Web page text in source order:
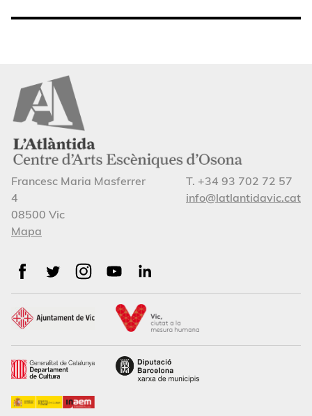
Francesc Maria Masferrer
4
08500 Vic
Mapa
T. +34 93 702 72 57
info@latlantidavic.cat